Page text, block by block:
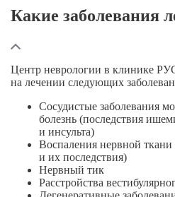
Какие заболевания
Центр неврологии в клинике
на лечении следующих
Сосудистые заболевания
болезнь (последствия
и инсульта)
Воспаления нервной
и их последствия)
Нервный тик
Расстройства